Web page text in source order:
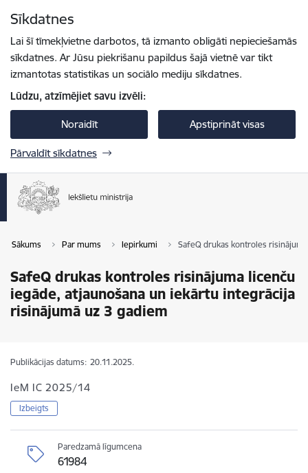
Sīkdatnes
Lai šī tīmekļvietne darbotos, tā izmanto obligāti nepieciešamās
sīkdatnes. Ar Jūsu piekrišanu papildus šajā vietnē var tikt
izmantotas statistikas un sociālo mediju sīkdatnes.
Lūdzu, atzīmējiet savu izvēli:
Noraidīt Apstiprināt visas
Pārvaldīt sīkdatnes
Sākums Par mums Iepirkumi SafeQ drukas kontroles
SafeQ drukas kontroles risinājuma licenču
iegāde, atjaunošana un iekārtu integrācija
risinājumā uz 3 gadiem
Publikācijas datums: 20.11.2025.
IeM IC 2025/14
Izbeigts
Paredzamā līgumcena
61984